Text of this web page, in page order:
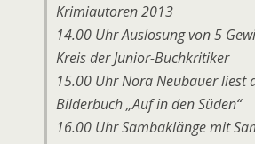
Krimiautoren 2013
14.00 Uhr Auslosung von 5
Kreis der Junior-Buchkritiker
15.00 Uhr Nora Neubauer liest
Bilderbuch „Auf in den Süden“
16.00 Uhr Sambaklänge mit